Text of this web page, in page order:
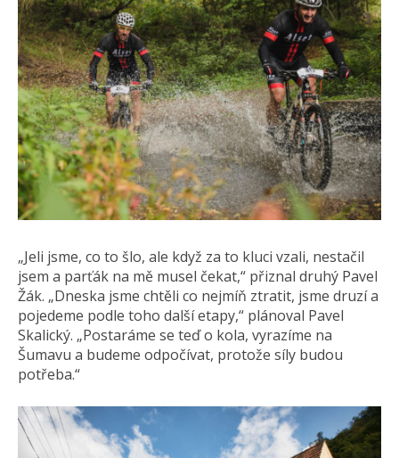
„Jeli jsme, co to šlo, ale když za to kluci vzali, nestačil
jsem a parťák na mě musel čekat,“ přiznal druhý Pavel
Žák. „Dneska jsme chtěli co nejmíň ztratit, jsme druzí a
pojedeme podle toho další etapy,“ plánoval Pavel
Skalický. „Postaráme se teď o kola, vyrazíme na
Šumavu a budeme odpočívat, protože síly budou
potřeba.“